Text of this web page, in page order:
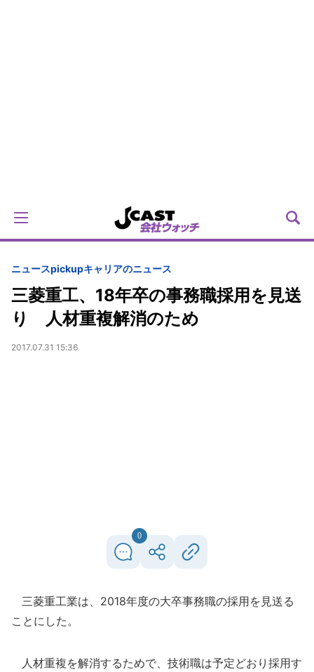
ニュースpickupキャリアのニュース
三菱重工、18年卒の事務職採用を見送
り 人材重複解消のため
2017.07.31 15:36
0
三菱重工業は、2018年度の大卒事務職の採用を見送る
ことにした。
人材重複を解消するためで、技術職は予定どおり採用す